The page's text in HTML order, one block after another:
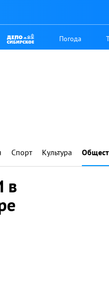
Погода
Спорт Культура
в